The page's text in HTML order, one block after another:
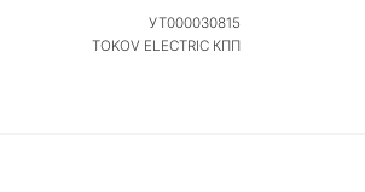
УТ000030815
TOKOV ELECTRIC КПП